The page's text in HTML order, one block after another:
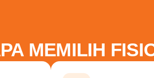
MEMILIH